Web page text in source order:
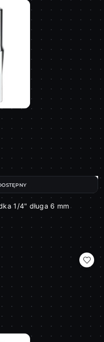
1/4" długa 6 mm